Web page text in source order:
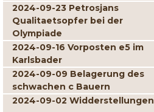
2024-09-23 Petrosjans
Qualitaetsopfer bei der
Olympiade
2024-09-16 Vorposten e5 im
Karlsbader
2024-09-09 Belagerung des
schwachen c Bauern
2024-09-02 Widderstellungen